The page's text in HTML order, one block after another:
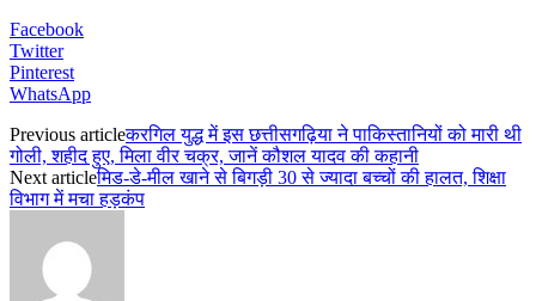
Facebook
Twitter
Pinterest
WhatsApp
Previous articleकरगिल युद्ध में इस छत्तीसगढ़िया ने पाकिस्तानियों को मारी थी
गोली, शहीद हुए, मिला वीर चक्र, जानें कौशल यादव की कहानी
Next articleमिड-डे-मील खाने से बिगड़ी 30 से ज्यादा बच्चों की हालत, शिक्षा
विभाग में मचा हड़कंप